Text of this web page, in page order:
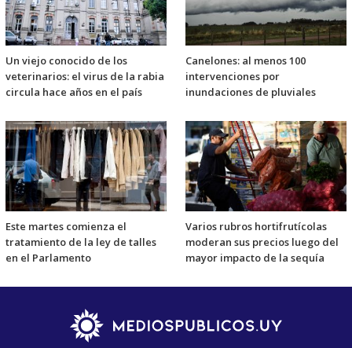
Un viejo conocido de los
veterinarios: el virus de la rabia
circula hace años en el país
Canelones: al menos 100
intervenciones por
inundaciones de pluviales
Este martes comienza el
tratamiento de la ley de talles
en el Parlamento
Varios rubros hortifrutícolas
moderan sus precios luego del
mayor impacto de la sequía